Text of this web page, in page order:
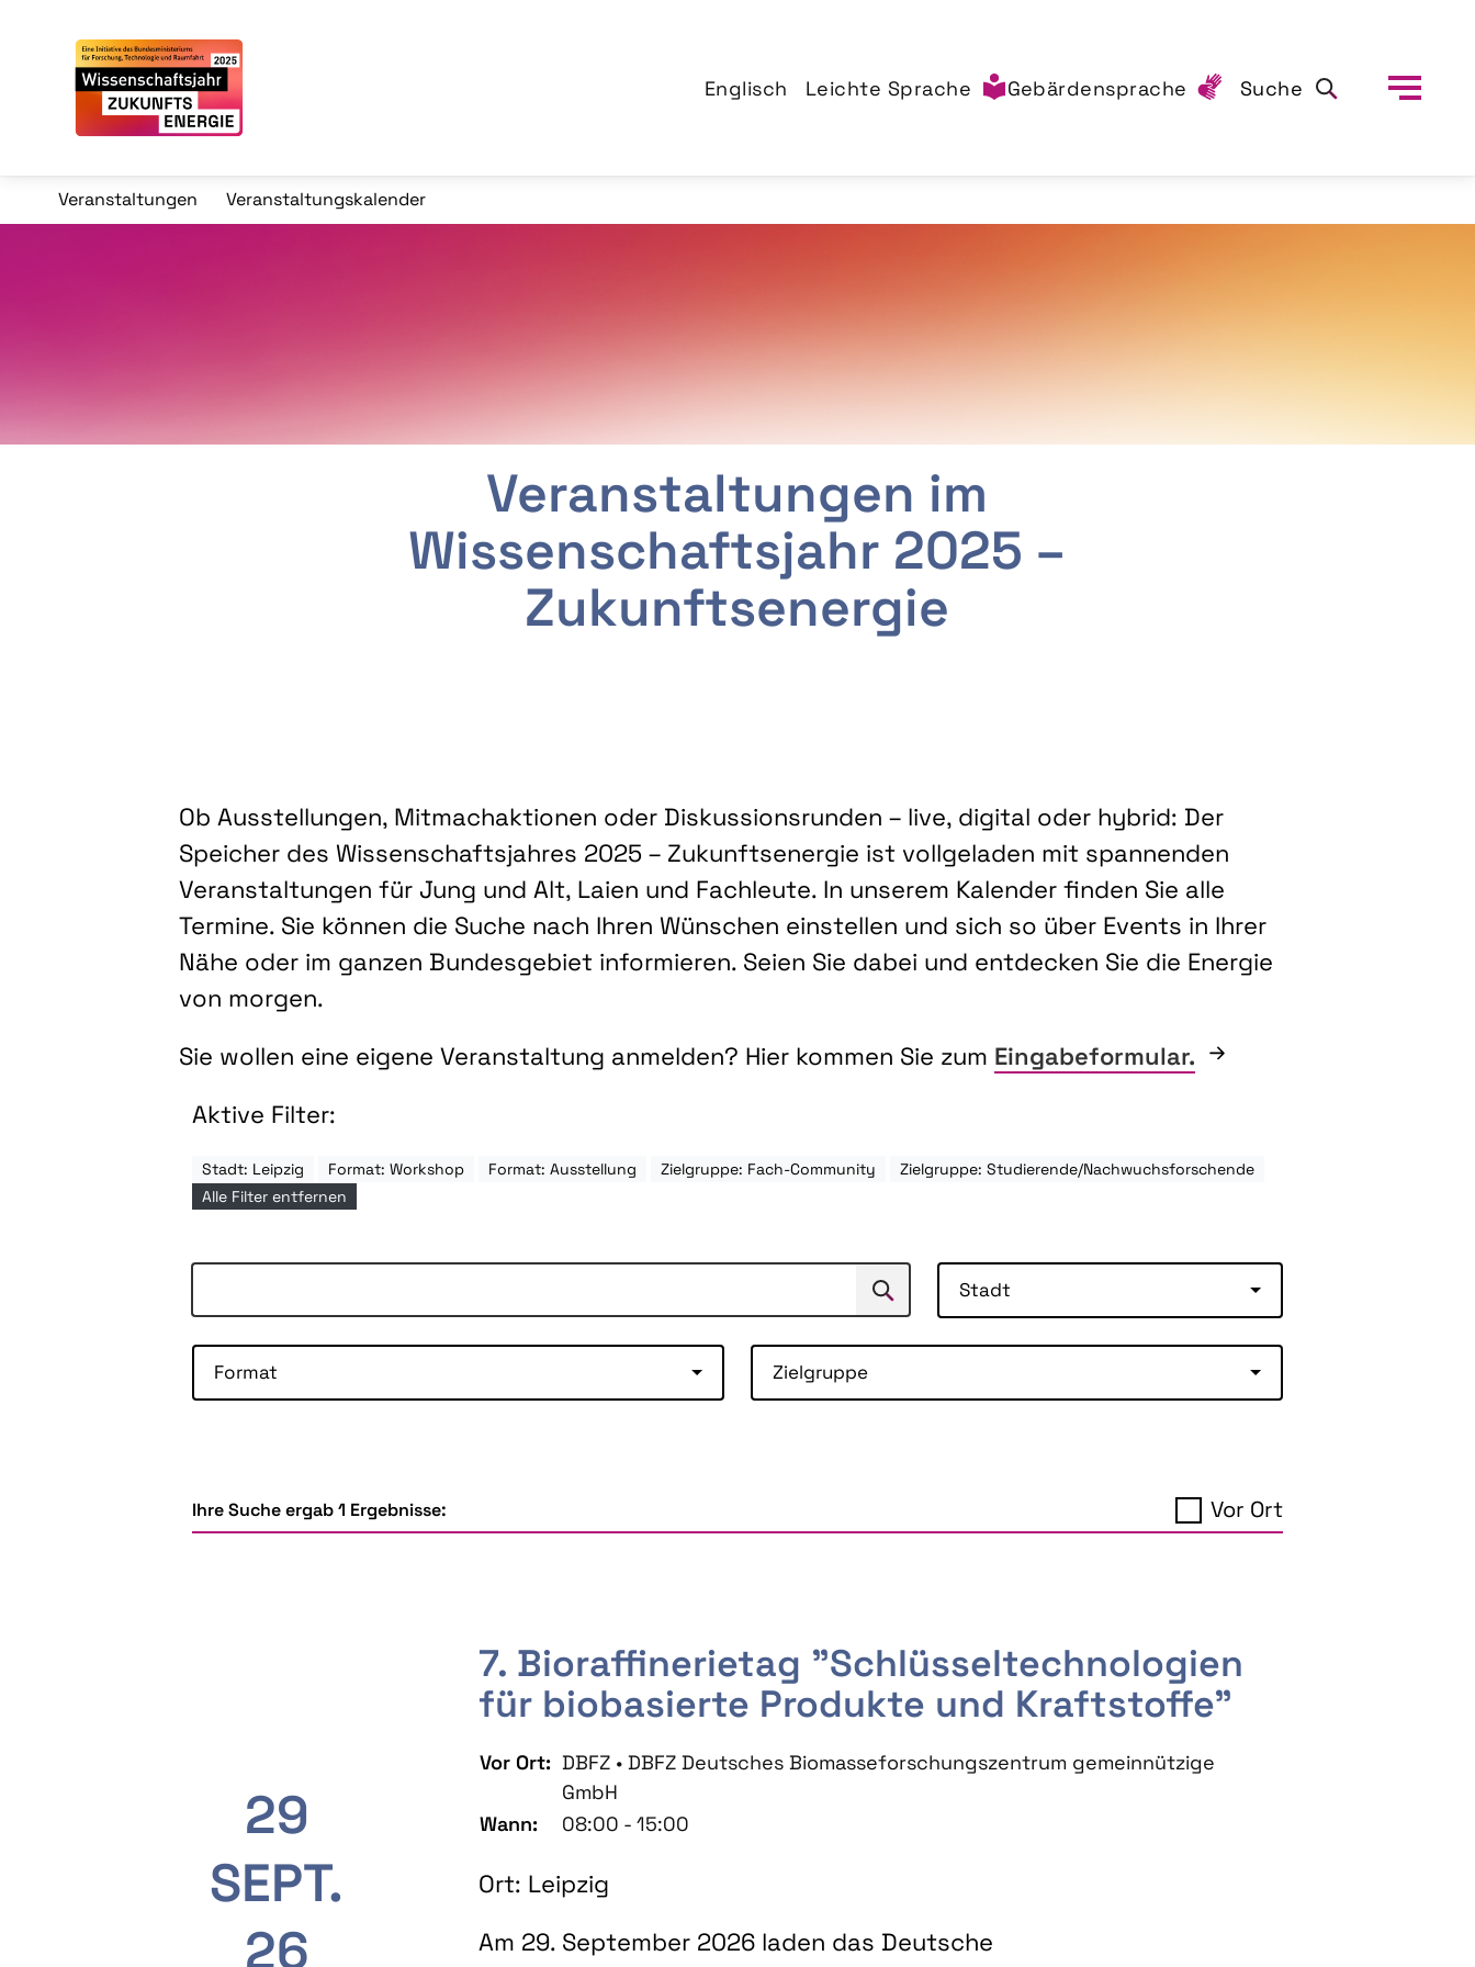
Englisch Leichte Sprache Gebärdensprache Suche
Veranstaltungen Veranstaltungskalender
Veranstaltungen im
Wissenschaftsjahr 2025 –
Zukunftsenergie
Ob Ausstellungen, Mitmachaktionen oder Diskussionsrunden – live, digital oder hybrid: Der
Speicher des Wissenschaftsjahres 2025 – Zukunftsenergie ist vollgeladen mit spannenden
Veranstaltungen für Jung und Alt, Laien und Fachleute. In unserem Kalender finden Sie alle
Termine. Sie können die Suche nach Ihren Wünschen einstellen und sich so über Events in Ihrer
Nähe oder im ganzen Bundesgebiet informieren. Seien Sie dabei und entdecken Sie die Energie
von morgen.
Sie wollen eine eigene Veranstaltung anmelden? Hier kommen Sie zum Eingabeformular.
Aktive Filter:
Stadt: Leipzig Format: Workshop Format: Ausstellung Zielgruppe: Fach-Community
Zielgruppe: Studierende/Nachwuchsforschende
Alle Filter entfernen
Suchen Stadt
Format Zielgruppe
Ihre Suche ergab 1 Ergebnisse: Vor Ort
29
SEPT.
26
7. Bioraffinerietag "Schlüsseltechnologien
für biobasierte Produkte und Kraftstoffe"
Vor Ort: DBFZ • DBFZ Deutsches Biomasseforschungszentrum gemeinnützige
GmbH
Wann:
08:00 - 15:00
Ort: Leipzig
Am 29. September 2026 laden das Deutsche